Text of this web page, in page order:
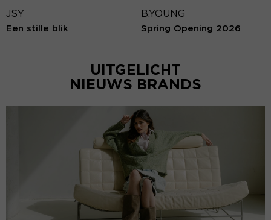
JSY
Een stille blik
B.YOUNG
Spring Opening 2026
UITGELICHT
NIEUWS BRANDS